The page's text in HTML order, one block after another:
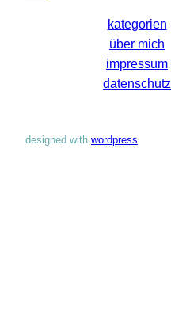
kategorien
über mich
impressum
datenschutz
designed with wordpress